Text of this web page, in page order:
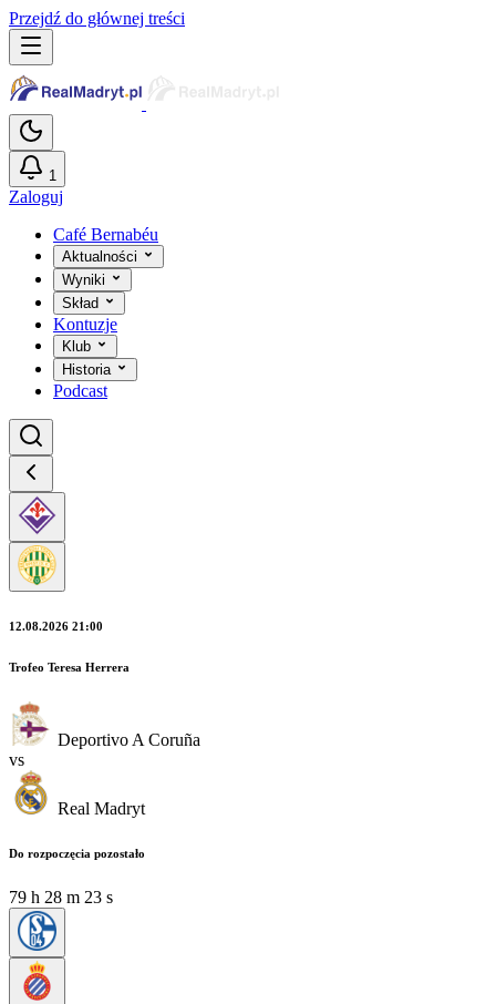
Przejdź do głównej treści
1
Zaloguj
Café Bernabéu
Aktualności
Wyniki
Skład
Kontuzje
Klub
Historia
Podcast
12.08.2026 21:00
Trofeo Teresa Herrera
Deportivo A Coruña
vs
Real Madryt
Do rozpoczęcia pozostało
79 h 28 m 23 s